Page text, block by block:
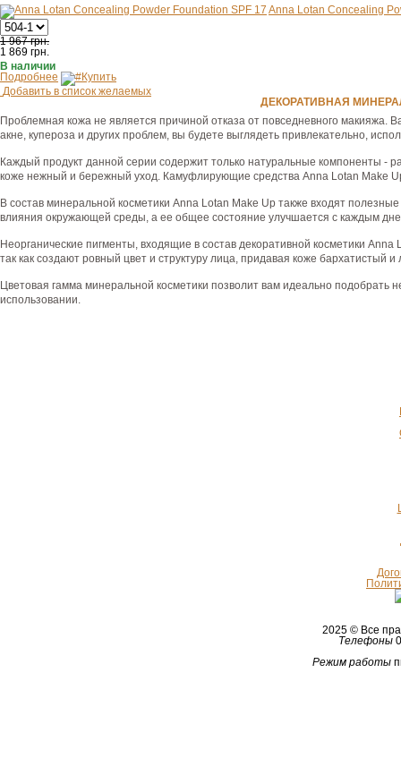
Anna Lotan Concealing
1 967 грн.
1 869 грн.
В наличии
Подробнее
Купить
Добавить в список желаемых
ДЕКОРАТИВНАЯ
Проблемная кожа не является причиной отказа от повседневного
акне, купероза и других проблем, вы будете выглядеть привлекательно,
Каждый продукт данной серии содержит только натуральные компоненты -
коже нежный и бережный уход. Камуфлирующие средства Anna Lotan Make
В состав минеральной косметики Anna Lotan Make Up также входят
влияния окружающей среды, а ее общее состояние улучшается с каждым
Неорганические пигменты, входящие в состав декоративной косметики
так как создают ровный цвет и структуру лица, придавая коже бархатистый и
Цветовая гамма минеральной косметики позволит вам идеально подобрать
использовании.
2025 © Все
Телефоны
Режим работы